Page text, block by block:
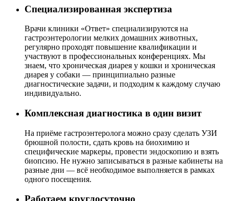
Специализированная экспертиза
Врачи клиники «Ответ» специализируются на
гастроэнтерологии мелких домашних животных,
регулярно проходят повышение квалификации и
участвуют в профессиональных конференциях. Мы
знаем, что хроническая диарея у кошки и хроническая
диарея у собаки — принципиально разные
диагностические задачи, и подходим к каждому случаю
индивидуально.
Комплексная диагностика в один визит
На приёме гастроэнтеролога можно сразу сделать УЗИ
брюшной полости, сдать кровь на биохимию и
специфические маркеры, провести эндоскопию и взять
биопсию. Не нужно записываться в разные кабинеты на
разные дни — всё необходимое выполняется в рамках
одного посещения.